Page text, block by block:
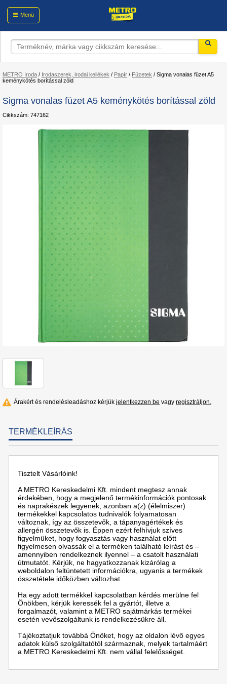
Menü
METRO Iroda / Irodaszerek, irodai kellékek / Papír / Füzetek / Sigma vonalas füzet A5
keménykötés borítással zöld
Sigma vonalas füzet A5 keménykötés borítással zöld
Cikkszám: 747162
Árakért és rendelésleadáshoz kérjük jelentkezzen be vagy regisztráljon.
TERMÉKLEÍRÁS
Tisztelt Vásárlóink!
A METRO Kereskedelmi Kft. mindent megtesz annak
érdekében, hogy a megjelenő termékinformációk pontosak
és naprakészek legyenek, azonban a(z) (élelmiszer)
termékekkel kapcsolatos tudnivalók folyamatosan
változnak, így az összetevők, a tápanyagértékek és
allergén összetevők is. Éppen ezért felhívjuk szíves
figyelmüket, hogy fogyasztás vagy használat előtt
figyelmesen olvassák el a terméken található leírást és –
amennyiben rendelkeznek ilyennel – a csatolt használati
útmutatót. Kérjük, ne hagyatkozzanak kizárólag a
weboldalon feltüntetett információkra, ugyanis a termékek
összetétele időközben változhat.
Ha egy adott termékkel kapcsolatban kérdés merülne fel
Önökben, kérjük keressék fel a gyártót, illetve a
forgalmazót, valamint a METRO sajátmárkás termékei
esetén vevőszolgáltunk is rendelkezésükre áll.
Tájékoztatjuk továbbá Önöket, hogy az oldalon lévő egyes
adatok külső szolgáltatótól származnak, melyek tartalmáért
a METRO Kereskedelmi Kft. nem vállal felelősséget.